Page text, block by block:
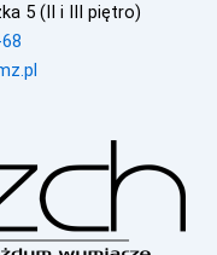
5 (II i III piętro)